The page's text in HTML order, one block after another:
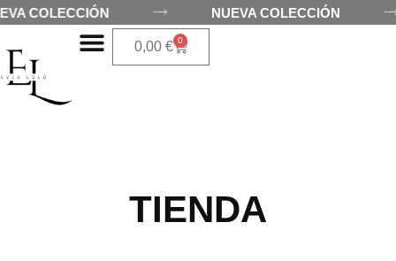
NUEVA COLECCIÓN
COLECCIÓN
0,00 € 0
TIENDA